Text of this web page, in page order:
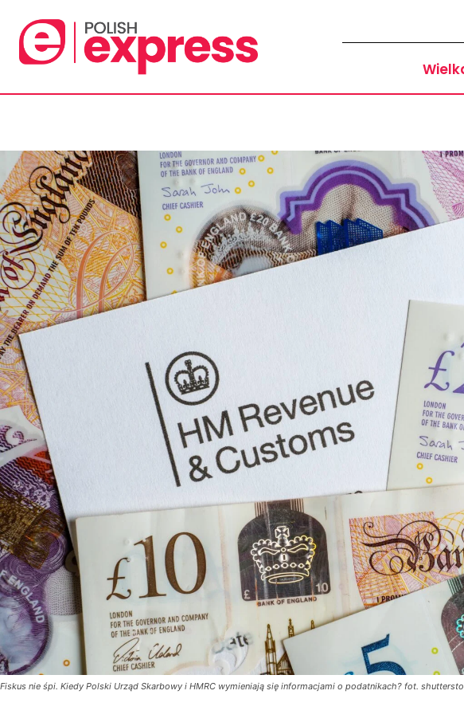
Fiskus nie śpi. Kiedy Polski Urząd Skarbowy i HMRC wymieniają się informacjami o podatnikach? fot.